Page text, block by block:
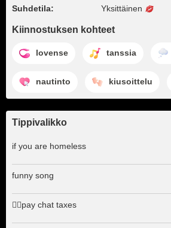
Suhdetila: Yksittäinen
Kiinnostuksen kohteet
lovense tanssia
nautinto kiusoittelu
Tippivalikko
if you are homeless
funny song
🤷‍♀️pay chat taxes